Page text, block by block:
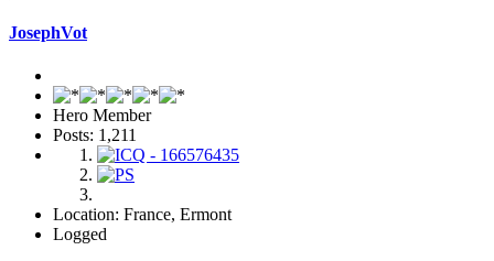
JosephVot
Hero Member
Posts: 1,211
Location: France, Ermont
Logged